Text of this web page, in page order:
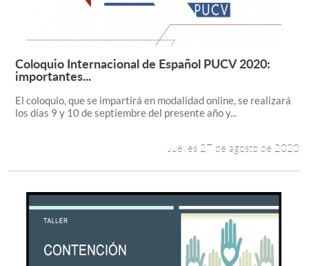
Leer más +
Coloquio Internacional de Español PUCV 2020:
importantes...
El coloquio, que se impartirá en modalidad online, se realizará
los días 9 y 10 de septiembre del presente año y...
Jueves 27 de agosto de 2020